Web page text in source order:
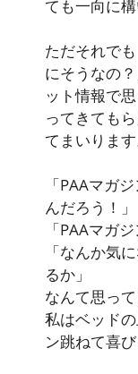
ても一向に構
ただそれで
にそうなの
ット情報で
ってきても
てまいります
「PAAマガ
んだろう！」
「PAAマガ
「なんか気
るか」
なんて思っ
私はベッド
ン跳ねて喜び